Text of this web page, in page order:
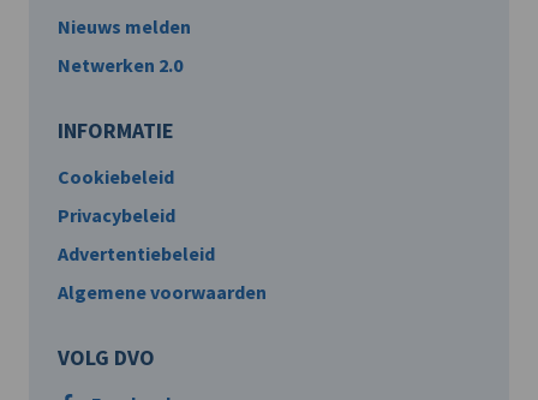
Nieuws melden
Netwerken 2.0
INFORMATIE
Cookiebeleid
Privacybeleid
Advertentiebeleid
Algemene voorwaarden
VOLG DVO